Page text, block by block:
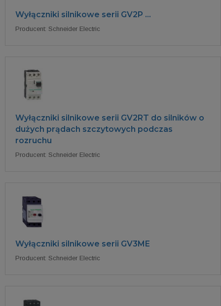
Wyłączniki silnikowe serii GV2P ...
Producent: Schneider Electric
Wyłączniki silnikowe serii GV2RT do silników o
dużych prądach szczytowych podczas
rozruchu
Producent: Schneider Electric
Wyłączniki silnikowe serii GV3ME
Producent: Schneider Electric